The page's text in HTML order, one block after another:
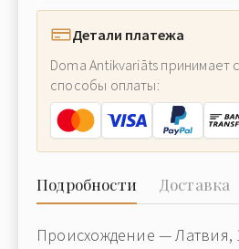
Детали платежа
Doma Antikvariāts принимает
способы оплаты:
Подробности Доставка
Происхождение — Латвия,